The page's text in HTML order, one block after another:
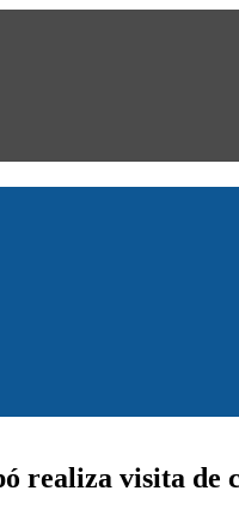
realiza visita de